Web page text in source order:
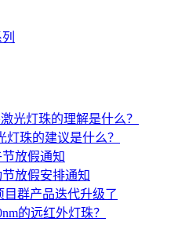
光灯珠的理解是什么？
珠的建议是什么？
放假通知
放假安排通知
目群产品迭代升级了
的远红外灯珠？